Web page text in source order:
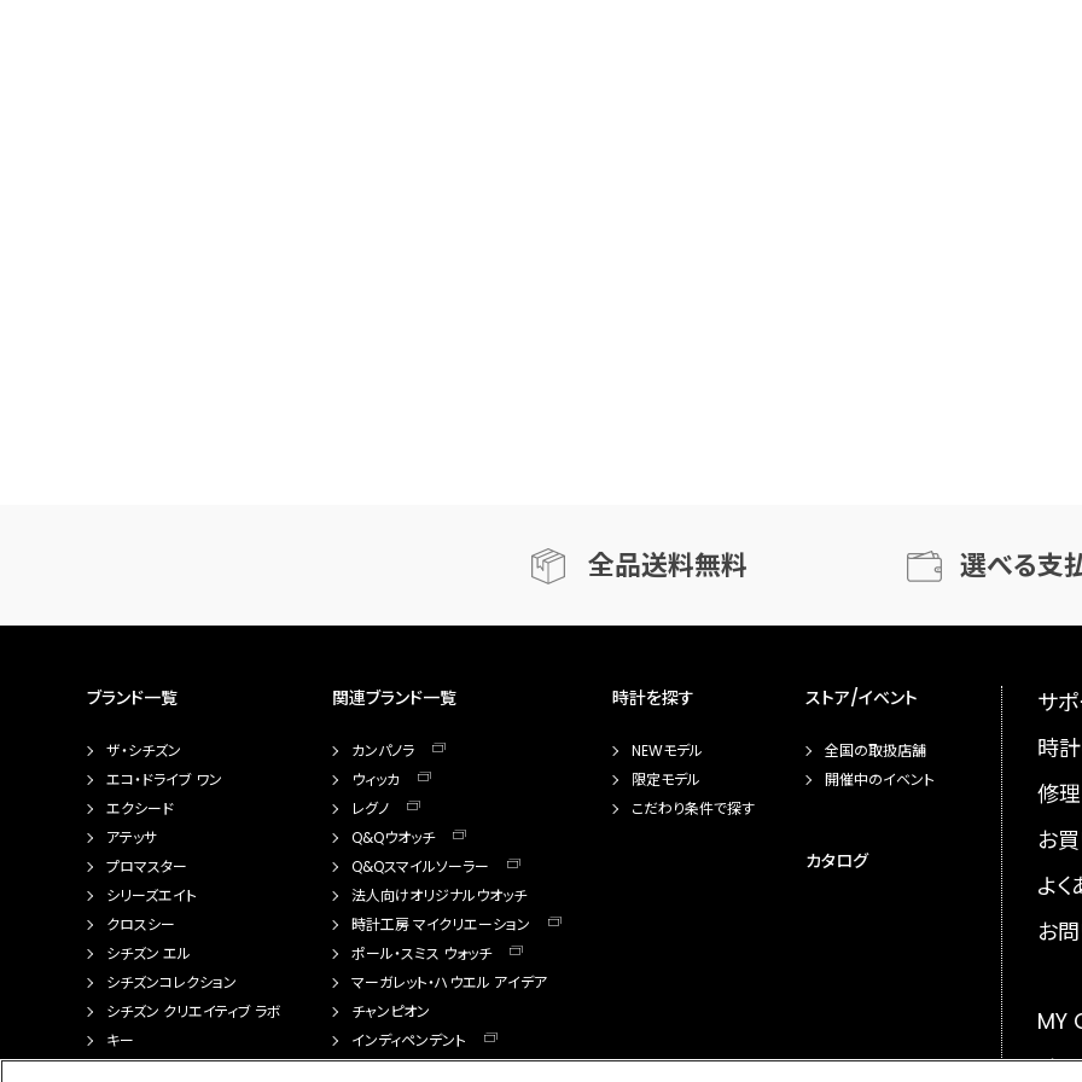
全品送料無料 選べる支
ブランド一覧
ザ・シチズン
エコ・ドライブ ワン
エクシード
アテッサ
プロマスター
シリーズエイト
クロスシー
シチズン エル
シチズンコレクション
シチズン クリエイティブ ラボ
キー
関連ブランド一覧
カンパノラ
ウィッカ
レグノ
Q&Qウオッチ
Q&Qスマイルソーラー
法人向けオリジナルウオッチ
時計工房 マイクリエーション
ポール・スミス ウォッチ
マーガレット・ハウエル アイデア
チャンピオン
インディペンデント
時計を探す
NEWモデル
限定モデル
こだわり条件で探す
ストア/イベント
全国の取扱店舗
開催中のイベント
カタログ
サ
時
修理
お
よ
お
MY
メ